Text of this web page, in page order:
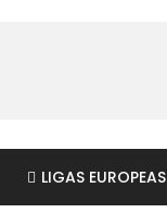
LIGAS EUROPEAS